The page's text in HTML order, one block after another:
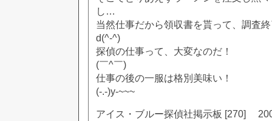
し…
当然仕事だから領収書を貰って、調査
d(^-^)
探偵の仕事って、大変なのだ！
(￣^￣)
仕事の後の一服は格別美味い！
(-.-)y-~~~
アイス・ブルー探偵社掲示板 [270]